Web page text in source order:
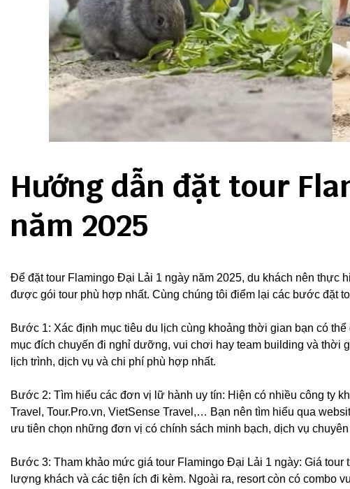
Hướng dẫn đặt tour
năm 2025
Để đặt tour Flamingo Đại Lải 1 ngày năm 2025, du khách nên thực
được gói tour phù hợp nhất. Cùng chúng tôi điểm lại các bước đặt
Bước 1: Xác định mục tiêu du lịch cùng khoảng thời gian bạn có
mục đích chuyến đi nghỉ dưỡng, vui chơi hay team building và thời
lịch trình, dịch vụ và chi phí phù hợp nhất.
Bước 2: Tìm hiểu các đơn vị lữ hành uy tín: Hiện có nhiều công ty
Travel, Tour.Pro.vn, VietSense Travel,… Bạn nên tìm hiểu qua
ưu tiên chọn những đơn vị có chính sách minh bạch, dịch vụ
Bước 3: Tham khảo mức giá tour Flamingo Đại Lải 1 ngày: Giá
lượng khách và các tiện ích đi kèm. Ngoài ra, resort còn có combo